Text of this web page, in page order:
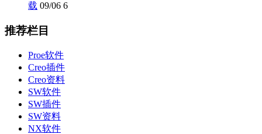
载 09/06 6
推荐栏目
Proe软件
Creo插件
Creo资料
SW软件
SW插件
SW资料
NX软件